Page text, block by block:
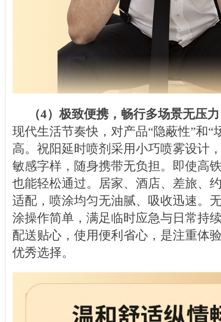
（4）极致便携，畅行多场景无压力
现代生活节奏快，对产品“隐蔽性”和“
高。祝阳延时喷剂采用小巧喷雾设计
敏感字样，随身携带无负担。即使高
也能轻松通过。居家、酒店、差旅、
适配，喷涂均匀无油腻、吸收迅速。
涂操作简单，满足临时应急与日常持
配送贴心，使用便利省心，是注重体
优秀选择。